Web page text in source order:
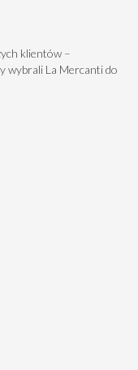
klientów –
wybrali La Mercanti do